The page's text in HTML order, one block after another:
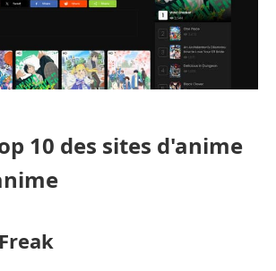
10 des sites d'anime